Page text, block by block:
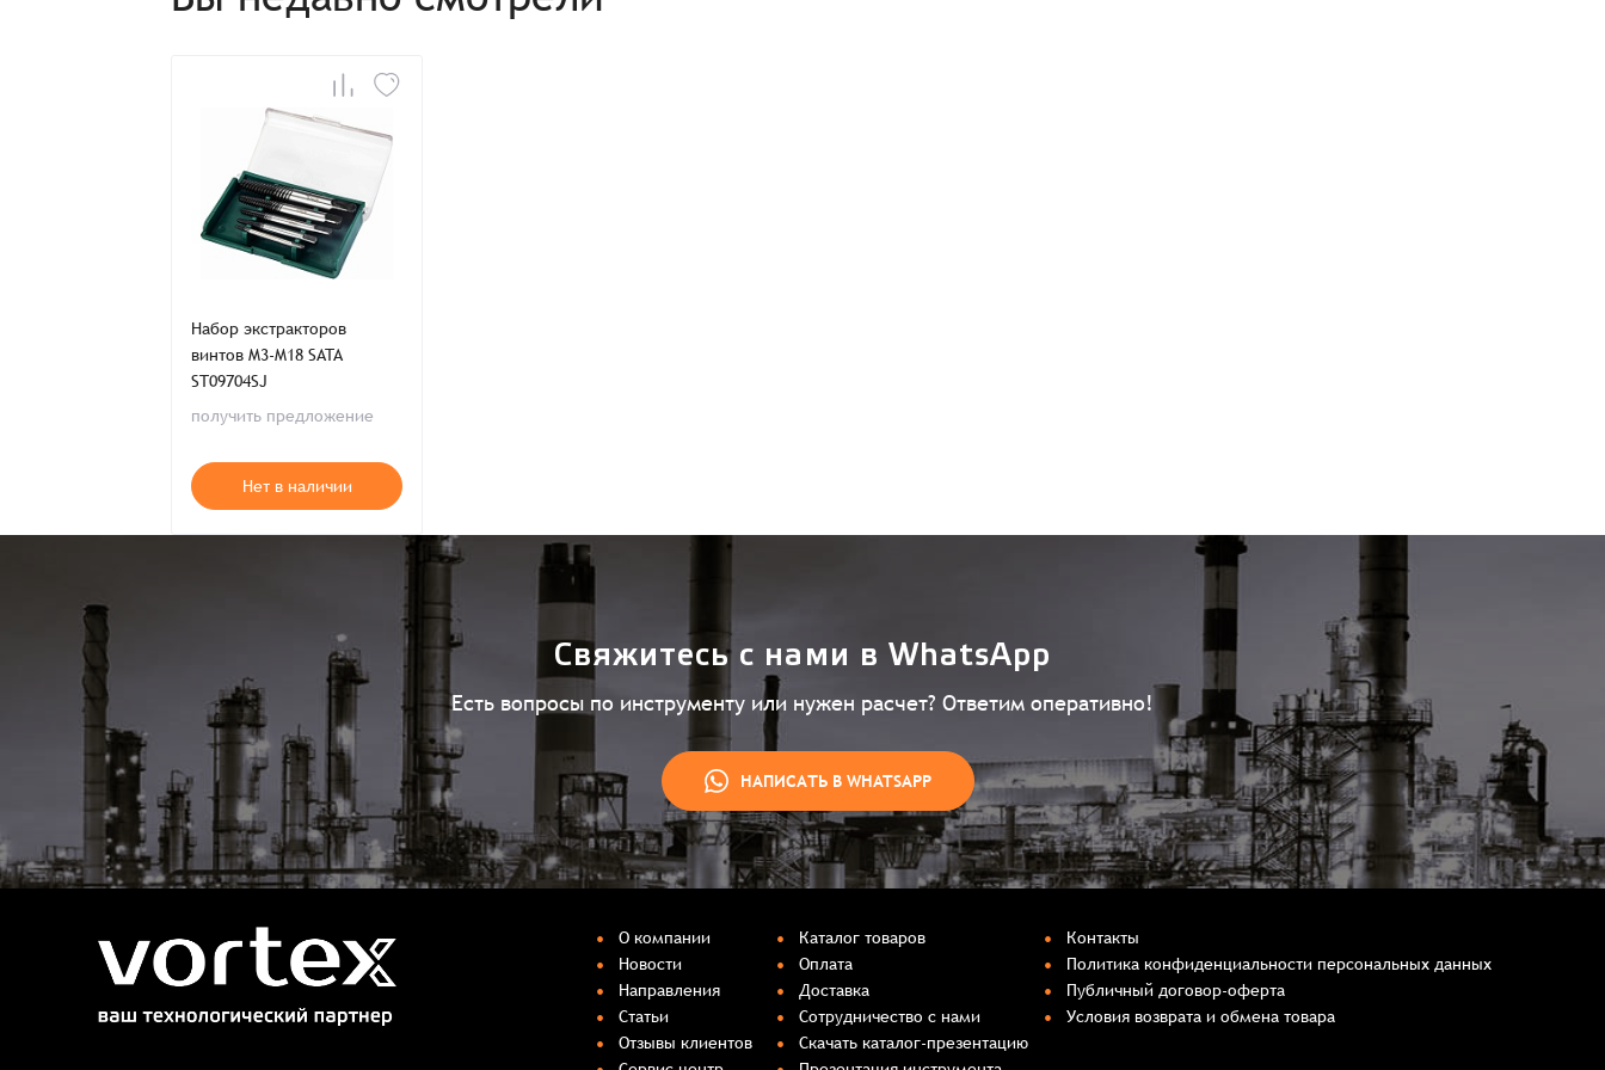
Набор экстракторов
винтов M3-M18 SATA
ST09704SJ
получить предложение
Нет в наличии
Свяжитесь с нами в WhatsApp
Есть вопросы по инструменту или нужен расчет? Ответим оперативно!
НАПИСАТЬ В WHATSAPP
О компании
Новости
Направления
Статьи
Отзывы клиентов
Каталог товаров
Оплата
Доставка
Сотрудничество с нами
Скачать каталог-презентацию
Контакты
Политика конфиденциальности персональных данных
Публичный договор-оферта
Условия возврата и обмена товара